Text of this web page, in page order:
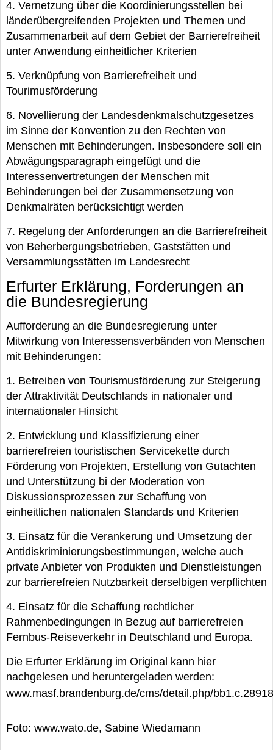
4. Vernetzung über die Koordinierungsstellen bei
länderübergreifenden Projekten und Themen und
Zusammenarbeit auf dem Gebiet der Barrierefreiheit
unter Anwendung einheitlicher Kriterien
5. Verknüpfung von Barrierefreiheit und
Tourimusförderung
6. Novellierung der Landesdenkmalschutzgesetzes
im Sinne der Konvention zu den Rechten von
Menschen mit Behinderungen. Insbesondere soll ein
Abwägungsparagraph eingefügt und die
Interessenvertretungen der Menschen mit
Behinderungen bei der Zusammensetzung von
Denkmalräten berücksichtigt werden
7. Regelung der Anforderungen an die Barrierefreiheit
von Beherbergungsbetrieben, Gaststätten und
Versammlungsstätten im Landesrecht
Erfurter Erklärung, Forderungen an
die Bundesregierung
Aufforderung an die Bundesregierung unter
Mitwirkung von Interessensverbänden von Menschen
mit Behinderungen:
1. Betreiben von Tourismusförderung zur Steigerung
der Attraktivität Deutschlands in nationaler und
internationaler Hinsicht
2. Entwicklung und Klassifizierung einer
barrierefreien touristischen Servicekette durch
Förderung von Projekten, Erstellung von Gutachten
und Unterstützung bi der Moderation von
Diskussionsprozessen zur Schaffung von
einheitlichen nationalen Standards und Kriterien
3. Einsatz für die Verankerung und Umsetzung der
Antidiskriminierungsbestimmungen, welche auch
private Anbieter von Produkten und Dienstleistungen
zur barrierefreien Nutzbarkeit derselbigen verpflichten
4. Einsatz für die Schaffung rechtlicher
Rahmenbedingungen in Bezug auf barrierefreien
Fernbus-Reiseverkehr in Deutschland und Europa.
Die Erfurter Erklärung im Original kann hier
nachgelesen und heruntergeladen werden:
www.masf.brandenburg.de/cms/detail.php/
Foto: www.wato.de, Sabine Wiedamann